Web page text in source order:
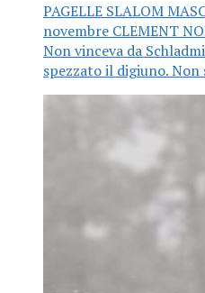
PAGELLE SLALOM
novembre CLEMENT
Non vinceva da
spezzato il digiuno. Non